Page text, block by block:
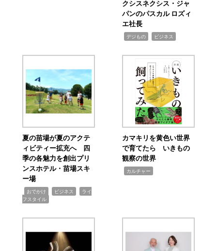
クシスネクシス・ジャ
パンのパスカル ロズィ
エ社長
デジもの ビジネス
夏の苗場が夏のアクテ
ィビティー拡充へ 四
季の各魅力を創出プリ
ンスホテル・苗場スキ
ー場
おでかけ ビジネス
ライ
フスタイル
カマキリを黄色い世界
で育てたら いきもの
観察の世界
カルチャー